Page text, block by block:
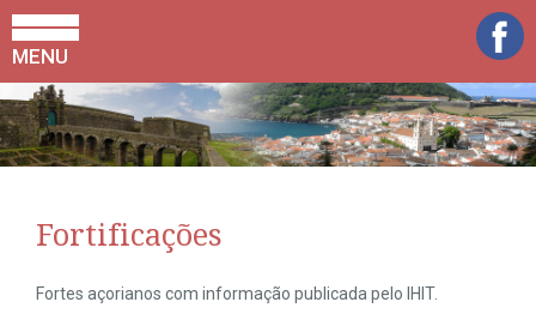
MENU
Fortificações
Fortes açorianos com informação publicada pelo IHIT.